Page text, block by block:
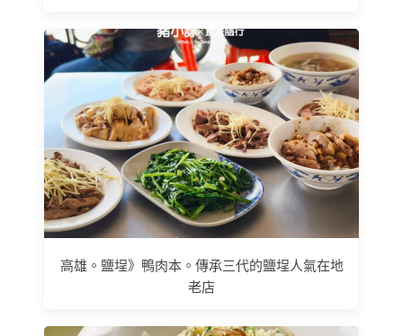
高雄。鹽埕》鴨肉本。傳承三代的鹽埕人氣在地
老店